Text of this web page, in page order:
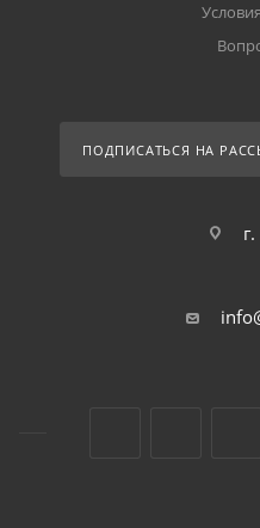
ПОДПИСАТЬСЯ НА